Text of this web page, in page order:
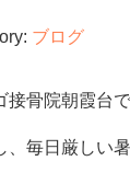
ブログ
骨院朝霞台で
毎日厳しい